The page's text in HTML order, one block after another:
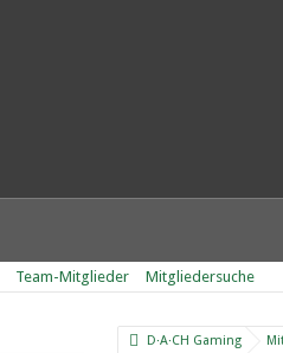
Team-Mitglieder Mitgliedersuche
D·A·CH Gaming